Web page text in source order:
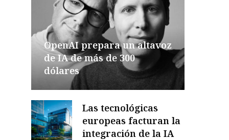
OpenAI prepara un altavoz
de IA de más de 300
dólares
Las tecnológicas
europeas facturan la
integración de la IA